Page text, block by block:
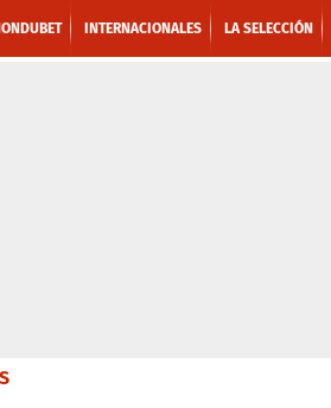
INTERNACIONALES LA SELECCIÓN